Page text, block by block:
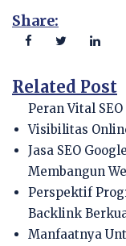
Share:
Related Post
Peran Vital
Visibilitas
Jasa SEO
Membangun
Perspektif
Backlink
Manfaatnya